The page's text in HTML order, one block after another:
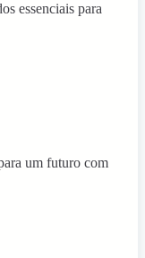
essenciais para
um futuro com